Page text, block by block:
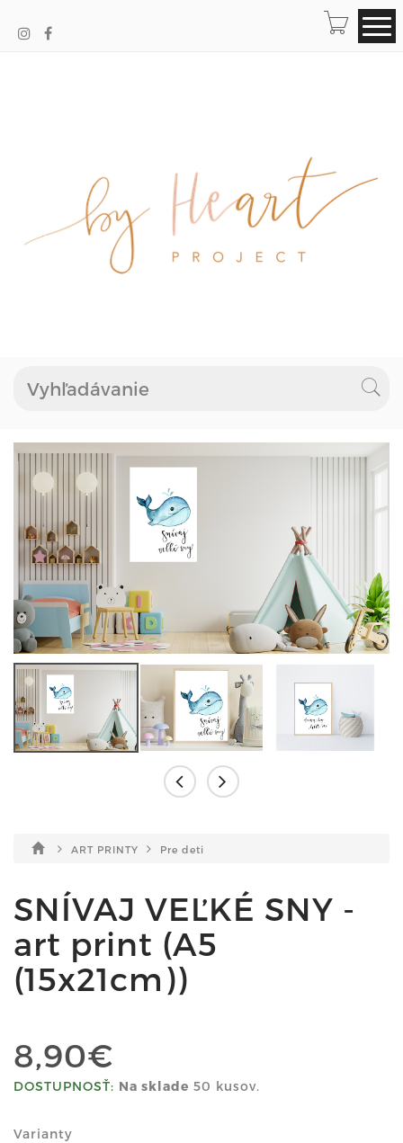
ART PRINTY Pre deti
SNÍVAJ VEĽKÉ SNY -
art print (A5
(15x21cm))
8,90€
DOSTUPNOSŤ: Na sklade 50 kusov.
Varianty